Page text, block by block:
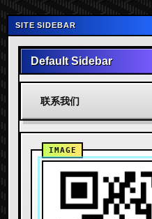
SITE SIDEBAR
Default Sidebar
联系我们